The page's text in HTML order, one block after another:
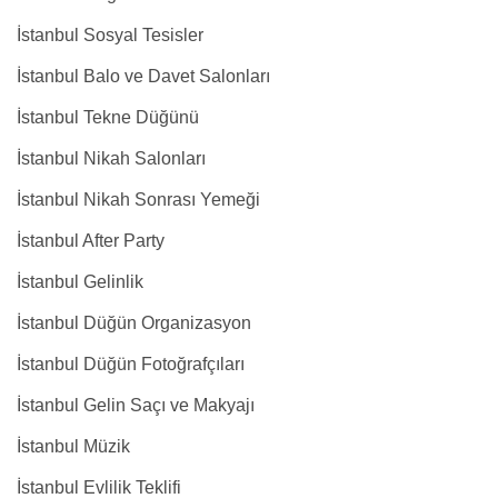
İstanbul Sosyal Tesisler
İstanbul Balo ve Davet Salonları
İstanbul Tekne Düğünü
İstanbul Nikah Salonları
İstanbul Nikah Sonrası Yemeği
İstanbul After Party
İstanbul Gelinlik
İstanbul Düğün Organizasyon
İstanbul Düğün Fotoğrafçıları
İstanbul Gelin Saçı ve Makyajı
İstanbul Müzik
İstanbul Evlilik Teklifi